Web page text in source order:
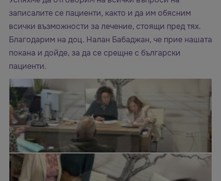
записалите се пациенти, както и да им обясним
всички възможности за лечение, стоящи пред тях.
Благодарим на доц. Налан Бабаджан, че прие нашата
покана и дойде, за да се срещне с български
пациенти.